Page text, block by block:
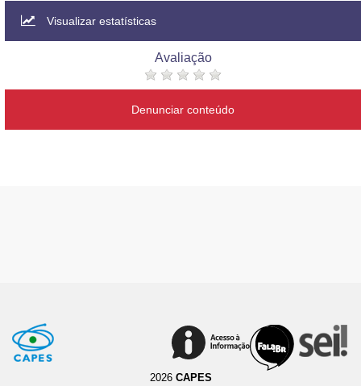
Visualizar estatísticas
Avaliação
Denunciar conteúdo
2026 CAPES